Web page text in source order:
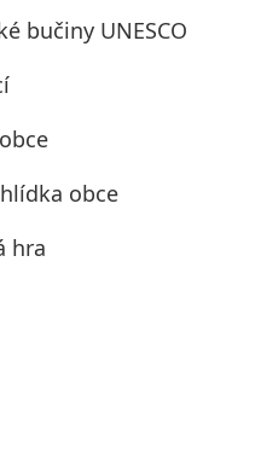
bučiny UNESCO
obce
hra